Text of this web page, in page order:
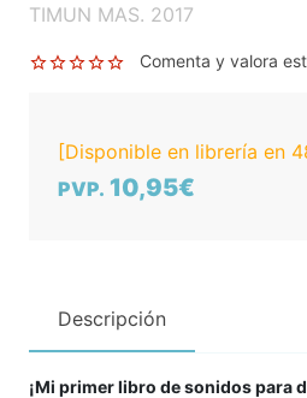
TIMUN MAS. 2017
Comenta y valora
[Disponible en librería en
PVP. 10,95€
Descripción
¡Mi primer libro de sonidos para